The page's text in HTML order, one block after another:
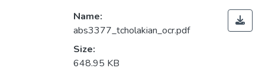
Name:
abs3377_tcholakian_ocr.pdf
Size:
648.95 KB